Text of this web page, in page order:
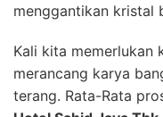
menggantikan kristal
Kali kita memerlukan
merancang karya
terang. Rata-Rata